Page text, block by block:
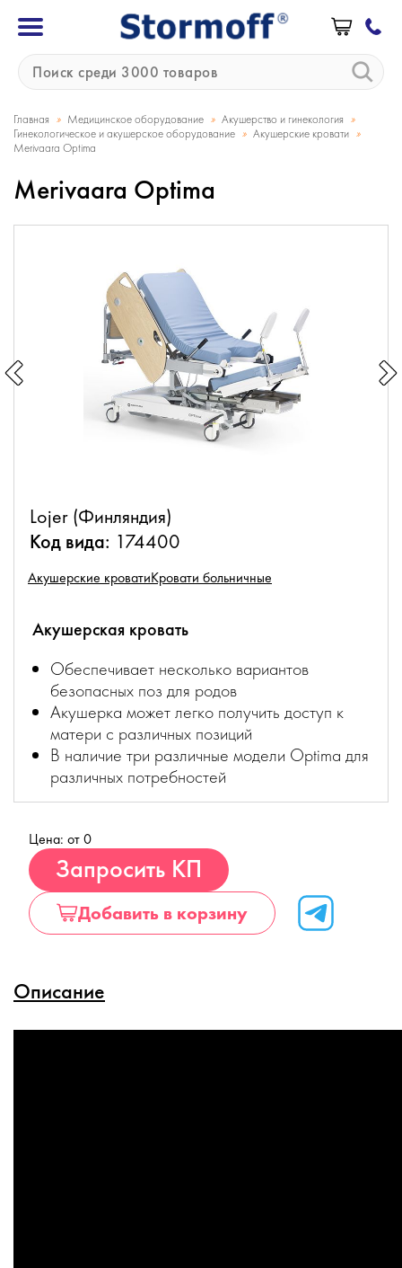
Главная » Медицинское оборудование » Акушерство и гинекология »
Гинекологическое и акушерское оборудование » Акушерские кровати »
Merivaara Optima
Merivaara Optima
Lojer (Финляндия)
Код вида: 174400
Акушерские кроватиКровати больничные
Акушерская кровать
Обеспечивает несколько вариантов
безопасных поз для родов
Акушерка может легко получить доступ к
матери с различных позиций
В наличие три различные модели Optima для
различных потребностей
Цена: от 0
Запросить КП
Добавить в корзину
Описание